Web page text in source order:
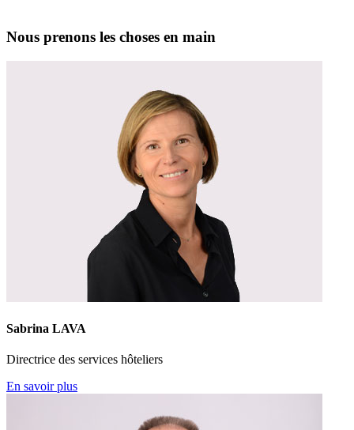
Nous prenons les choses en main
Sabrina LAVA
Directrice des services hôteliers
En savoir plus